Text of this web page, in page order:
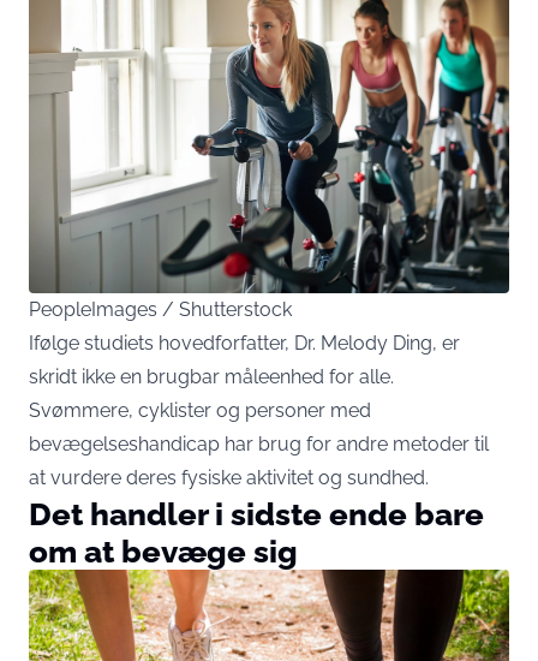
PeopleImages / Shutterstock
Ifølge studiets hovedforfatter, Dr. Melody Ding, er
skridt ikke en brugbar måleenhed for alle.
Svømmere, cyklister og personer med
bevægelseshandicap har brug for andre metoder til
at vurdere deres fysiske aktivitet og sundhed.
Det handler i sidste ende bare
om at bevæge sig